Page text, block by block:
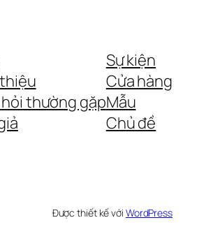
thường gặp
Sự kiện
Cửa hàng
Mẫu
Chủ đề
Được thiết kế với WordPress